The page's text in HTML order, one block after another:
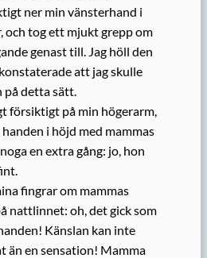
ner min vänsterhand i
och tog ett mjukt grepp om
genast till. Jag höll den
att jag skulle
på detta sätt.
försiktigt på min högerarm,
i höjd med mammas
en extra gång: jo, hon
fingrar om mammas
nattlinnet: oh, det gick som
Känslan kan inte
än en sensation! Mamma